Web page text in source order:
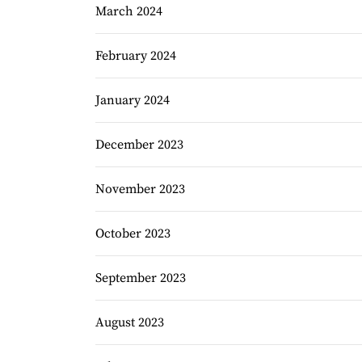
March 2024
February 2024
January 2024
December 2023
November 2023
October 2023
September 2023
August 2023